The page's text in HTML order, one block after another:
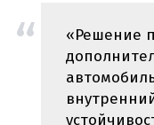
«Решение